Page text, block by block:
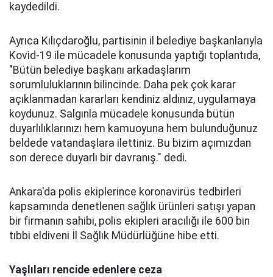
kaydedildi.
Ayrıca Kılıçdaroğlu, partisinin il belediye başkanlarıyla
Kovid-19 ile mücadele konusunda yaptığı toplantıda,
"Bütün belediye başkanı arkadaşlarım
sorumluluklarının bilincinde. Daha pek çok karar
açıklanmadan kararları kendiniz aldınız, uygulamaya
koydunuz. Salgınla mücadele konusunda bütün
duyarlılıklarınızı hem kamuoyuna hem bulunduğunuz
beldede vatandaşlara ilettiniz. Bu bizim açımızdan
son derece duyarlı bir davranış." dedi.
Ankara'da polis ekiplerince koronavirüs tedbirleri
kapsamında denetlenen sağlık ürünleri satışı yapan
bir firmanın sahibi, polis ekipleri aracılığı ile 600 bin
tıbbi eldiveni İl Sağlık Müdürlüğüne hibe etti.
Yaşlıları rencide edenlere ceza